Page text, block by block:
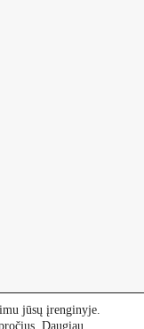
jūsų įrenginyje.
Daugiau